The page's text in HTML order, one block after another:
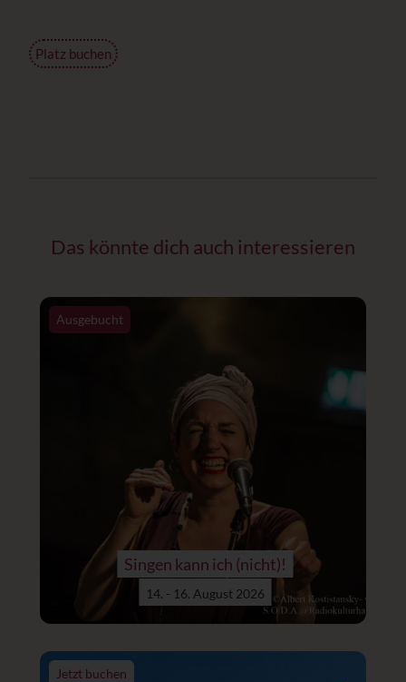
Platz buchen
Das könnte dich auch interessieren
Ausgebucht
Singen kann ich (nicht)!
14. - 16. August 2026
Jetzt buchen